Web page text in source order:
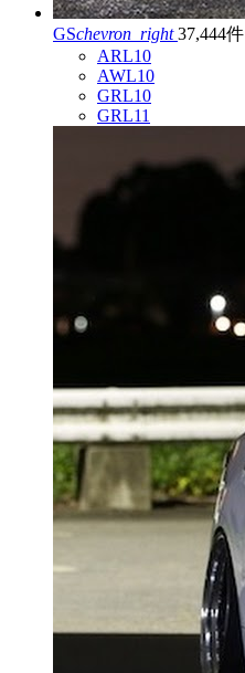
GSchevron_right 37,444件
ARL10
AWL10
GRL10
GRL11